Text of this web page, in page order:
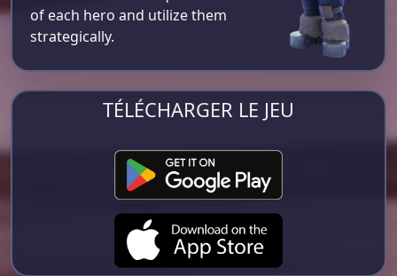
of each hero and utilize them
strategically.
TÉLÉCHARGER LE JEU